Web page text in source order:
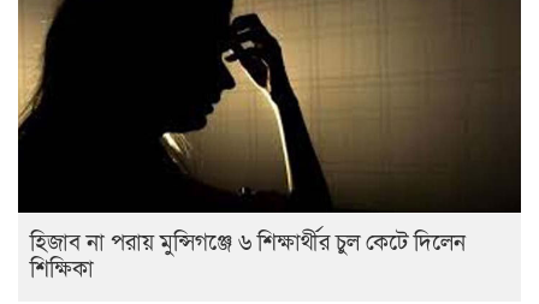
হিজাব না পরায় মুন্সিগঞ্জে ৬ শিক্ষার্থীর চুল কেটে দিলেন
শিক্ষিকা